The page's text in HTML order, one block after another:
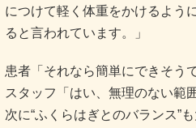
につけて軽く体重をかけるよう
ると言われています。」
患者「それなら簡単にできそう
スタッフ「はい、無理のない範
次に“ふくらはぎとのバランス”